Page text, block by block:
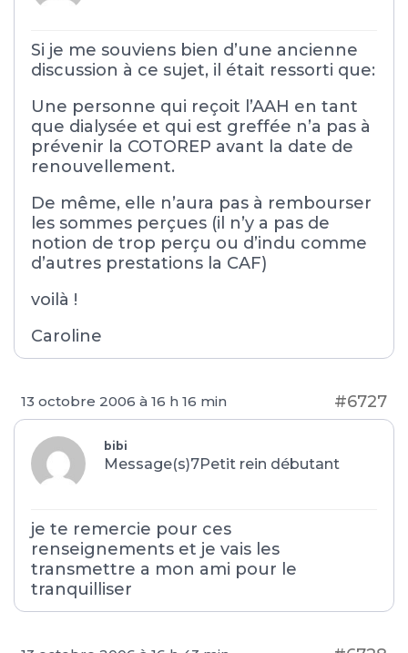
Si je me souviens bien d’une ancienne
discussion à ce sujet, il était ressorti que:
Une personne qui reçoit l’AAH en tant
que dialysée et qui est greffée n’a pas à
prévenir la COTOREP avant la date de
renouvellement.
De même, elle n’aura pas à rembourser
les sommes perçues (il n’y a pas de
notion de trop perçu ou d’indu comme
d’autres prestations la CAF)
voilà !
Caroline
13 octobre 2006 à 16 h 16 min #6727
bibi
Message(s)7Petit rein débutant
je te remercie pour ces
renseignements et je vais les
transmettre a mon ami pour le
tranquilliser